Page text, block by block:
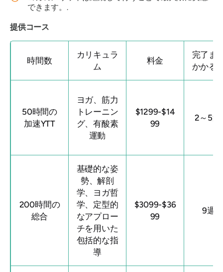
できます。.
提供コース
時間数
カリキュラ
ム
料金
完了ま
かかる
50時間の
加速YTT
ヨガ、筋力
トレーニン
グ、有酸素
運動
$1299-$14
99
2～5
200時間の
総合
基礎的な姿
勢、解剖
学、ヨガ哲
学、定型的
なアプロー
チを用いた
包括的な指
導
$3099-$36
99
9週